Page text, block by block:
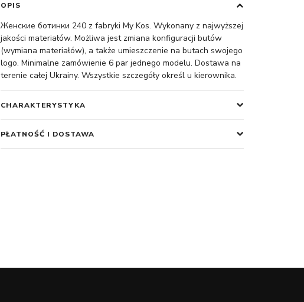
OPIS
Женские ботинки 240 z fabryki My Kos. Wykonany z najwyższej
jakości materiałów. Możliwa jest zmiana konfiguracji butów
(wymiana materiałów), a także umieszczenie na butach swojego
logo. Minimalne zamówienie 6 par jednego modelu. Dostawa na
terenie całej Ukrainy. Wszystkie szczegóły określ u kierownika.
CHARAKTERYSTYKA
PŁATNOŚĆ I DOSTAWA